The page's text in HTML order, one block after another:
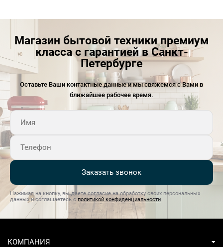
Магазин бытовой техники премиум
класса с гарантией в Санкт-
Петербурге
Оставьте Ваши контактные данные и мы свяжемся с Вами в
ближайшее рабочее время.
Заказать звонок
Нажимая на кнопку, вы даете согласие на обработку своих персональных
данных и соглашаетесь с политикой конфиденциальности
КОМПАНИЯ